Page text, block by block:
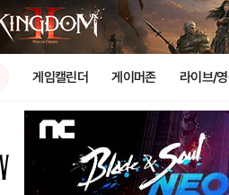
게임캘린더 게이머존 라이브/